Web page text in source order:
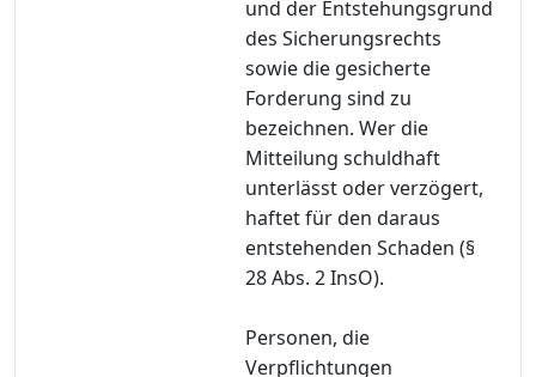
und der Entstehungsgrund
des Sicherungsrechts
sowie die gesicherte
Forderung sind zu
bezeichnen. Wer die
Mitteilung schuldhaft
unterlässt oder verzögert,
haftet für den daraus
entstehenden Schaden (§
28 Abs. 2 InsO).
Personen, die
Verpflichtungen